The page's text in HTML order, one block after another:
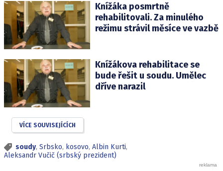
Knížáka posmrtně
rehabilitovali. Za minulého
režimu strávil měsíce ve vazbě
Knížákova rehabilitace se
bude řešit u soudu. Umělec
dříve narazil
VÍCE SOUVISEJÍCÍCH
soudy, Srbsko, kosovo, Albin Kurti,
Aleksandr Vučič (srbský prezident)